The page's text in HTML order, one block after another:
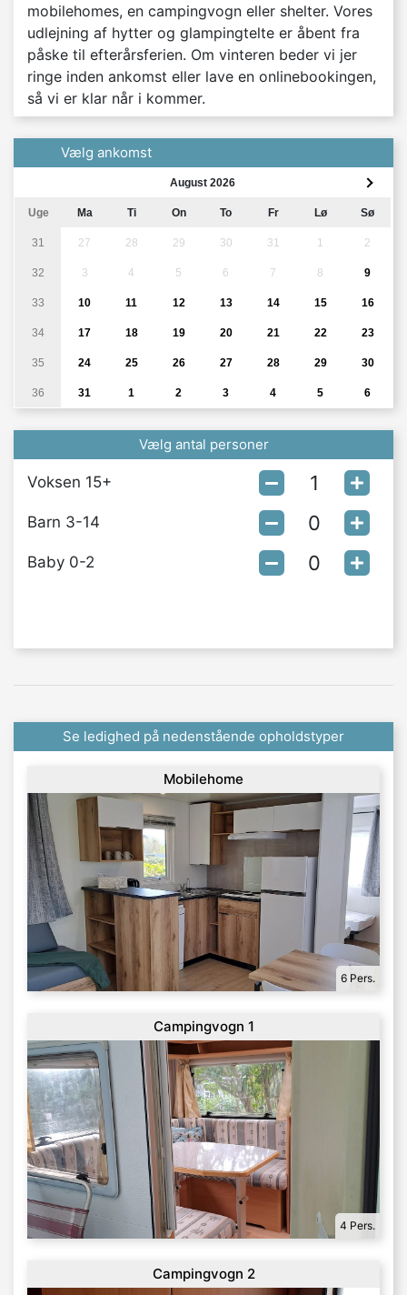
mobilehomes, en campingvogn eller shelter. Vores
udlejning af hytter og glampingtelte er åbent fra
påske til efterårsferien. Om vinteren beder vi jer
ringe inden ankomst eller lave en onlinebookingen,
så vi er klar når i kommer.
Vælg ankomst
August 2026
Uge Ma Ti On To Fr Lø Sø
31 27 28 29 30 31 1 2
32 3 4 5 6 7 8 9
33 10 11 12 13 14 15 16
34 17 18 19 20 21 22 23
35 24 25 26 27 28 29 30
36 31 1 2 3 4 5 6
Vælg antal personer
Voksen 15+
Barn 3-14
Baby 0-2
Se ledighed på nedenstående opholdstyper
Mobilehome
6 Pers.
Campingvogn 1
4 Pers.
Campingvogn 2